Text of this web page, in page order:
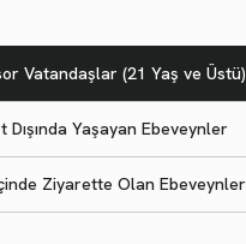
Vatandaşlar (21 Yaş ve Üstü)
Dışında Yaşayan Ebeveynler
Ziyarette Olan Ebeveynler